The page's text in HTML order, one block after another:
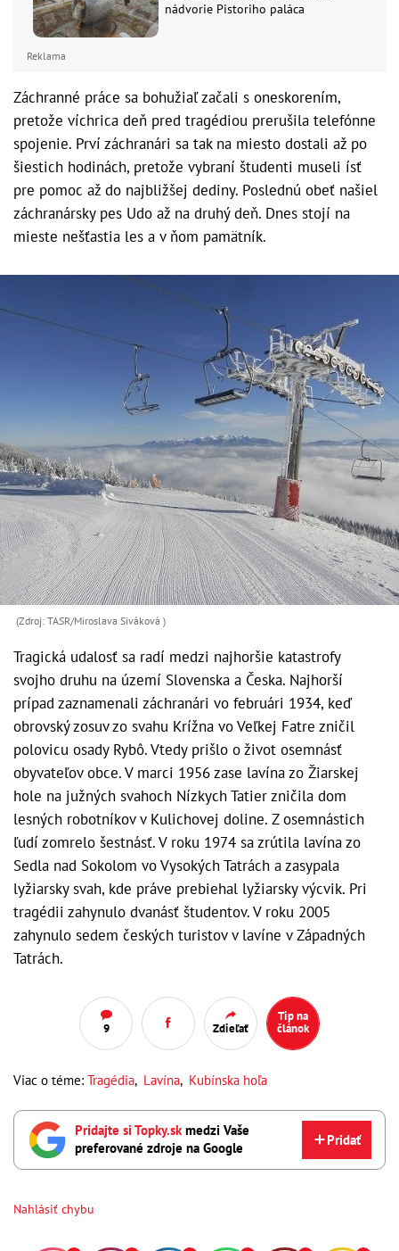
nádvorie Pistoriho paláca
Reklama
Záchranné práce sa bohužiaľ začali s oneskorením,
pretože víchrica deň pred tragédiou prerušila telefónne
spojenie. Prví záchranári sa tak na miesto dostali až po
šiestich hodinách, pretože vybraní študenti museli ísť
pre pomoc až do najbližšej dediny. Poslednú obeť našiel
záchranársky pes Udo až na druhý deň. Dnes stojí na
mieste nešťastia les a v ňom pamätník.
(Zdroj: TASR/Miroslava Siváková )
Tragická udalosť sa radí medzi najhoršie katastrofy
svojho druhu na území Slovenska a Česka. Najhorší
prípad zaznamenali záchranári vo februári 1934, keď
obrovský zosuv zo svahu Krížna vo Veľkej Fatre zničil
polovicu osady Rybô. Vtedy prišlo o život osemnásť
obyvateľov obce. V marci 1956 zase lavína zo Žiarskej
hole na južných svahoch Nízkych Tatier zničila dom
lesných robotníkov v Kulichovej doline. Z osemnástich
ľudí zomrelo šestnásť. V roku 1974 sa zrútila lavína zo
Sedla nad Sokolom vo Vysokých Tatrách a zasypala
lyžiarsky svah, kde práve prebiehal lyžiarsky výcvik. Pri
tragédii zahynulo dvanásť študentov. V roku 2005
zahynulo sedem českých turistov v lavíne v Západných
Tatrách.
9 Zdieľať
Tip na
článok
Viac o téme: Tragédia, Lavína, Kubínska hoľa
Pridajte si Topky.skmedzi Vaše
preferované zdroje na Google
Pridať
Nahlásiť chybu